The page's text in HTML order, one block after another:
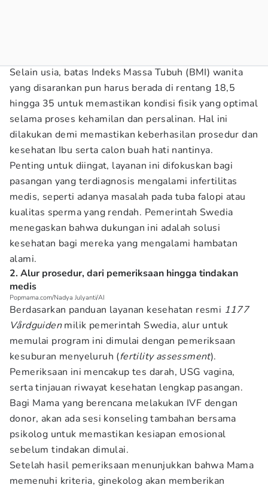
Selain usia, batas Indeks Massa Tubuh (BMI) wanita
yang disarankan pun harus berada di rentang 18,5
hingga 35 untuk memastikan kondisi fisik yang optimal
selama proses kehamilan dan persalinan. Hal ini
dilakukan demi memastikan keberhasilan prosedur dan
kesehatan Ibu serta calon buah hati nantinya.
Penting untuk diingat, layanan ini difokuskan bagi
pasangan yang terdiagnosis mengalami infertilitas
medis, seperti adanya masalah pada tuba falopi atau
kualitas sperma yang rendah. Pemerintah Swedia
menegaskan bahwa dukungan ini adalah solusi
kesehatan bagi mereka yang mengalami hambatan
alami.
2. Alur prosedur, dari pemeriksaan hingga tindakan
medis
Popmama.com/Nadya Julyanti/AI
Berdasarkan panduan layanan kesehatan resmi 1177
Vårdguidenmilik pemerintah Swedia, alur untuk
memulai program ini dimulai dengan pemeriksaan
kesuburan menyeluruh (fertility assessment).
Pemeriksaan ini mencakup tes darah, USG vagina,
serta tinjauan riwayat kesehatan lengkap pasangan.
Bagi Mama yang berencana melakukan IVF dengan
donor, akan ada sesi konseling tambahan bersama
psikolog untuk memastikan kesiapan emosional
sebelum tindakan dimulai.
Setelah hasil pemeriksaan menunjukkan bahwa Mama
memenuhi kriteria, ginekolog akan memberikan